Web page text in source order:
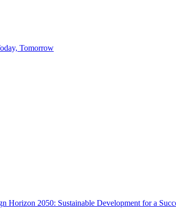
Tomorrow
Horizon 2050: Sustainable Development for a